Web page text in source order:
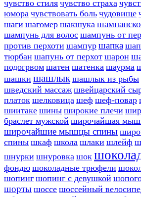
чувство стиля чувство страха
юмора чувствовать боль чудовище
шаги шагомер шакшука
шампунь для волос шампунь от
против перхоти шампур шапка
тюрбан шапунь от перхот шарон
подогрвом шатен шатенка шаурма
шашки шашлык шашлык из рыбы
шведский массаж швейцарский
платок шелковица шеф шеф-повар
шиитаке шины широкие плечи
браслет мужской широчайшая
широчайшие мышцы спины
спины шкаф школа шлаки шлейф
шнурки шнуровка шок
фондю шоколадные трюфели
шопинг шопинг с девушкой
шорты шоссе шоссейный